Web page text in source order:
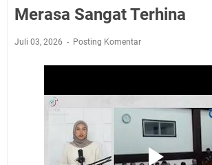
Merasa Sangat Terhina
Juli 03, 2026 Posting Komentar